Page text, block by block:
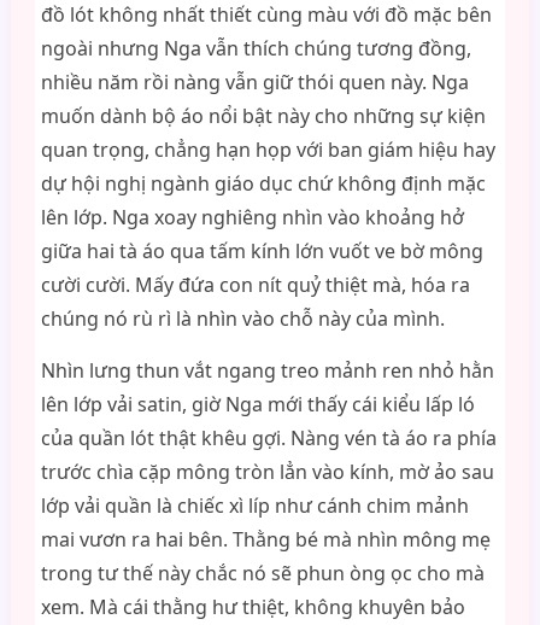
đồ lót không nhất thiết cùng màu với đồ mặc bên
ngoài nhưng Nga vẫn thích chúng tương đồng,
nhiều năm rồi nàng vẫn giữ thói quen này. Nga
muốn dành bộ áo nổi bật này cho những sự kiện
quan trọng, chẳng hạn họp với ban giám hiệu hay
dự hội nghị ngành giáo dục chứ không định mặc
lên lớp. Nga xoay nghiêng nhìn vào khoảng hở
giữa hai tà áo qua tấm kính lớn vuốt ve bờ mông
cười cười. Mấy đứa con nít quỷ thiệt mà, hóa ra
chúng nó rù rì là nhìn vào chỗ này của mình.
Nhìn lưng thun vắt ngang treo mảnh ren nhỏ hằn
lên lớp vải satin, giờ Nga mới thấy cái kiểu lấp ló
của quần lót thật khêu gợi. Nàng vén tà áo ra phía
trước chìa cặp mông tròn lẳn vào kính, mờ ảo sau
lớp vải quần là chiếc xì líp như cánh chim mảnh
mai vươn ra hai bên. Thằng bé mà nhìn mông mẹ
trong tư thế này chắc nó sẽ phun òng ọc cho mà
xem. Mà cái thằng hư thiệt, không khuyên bảo